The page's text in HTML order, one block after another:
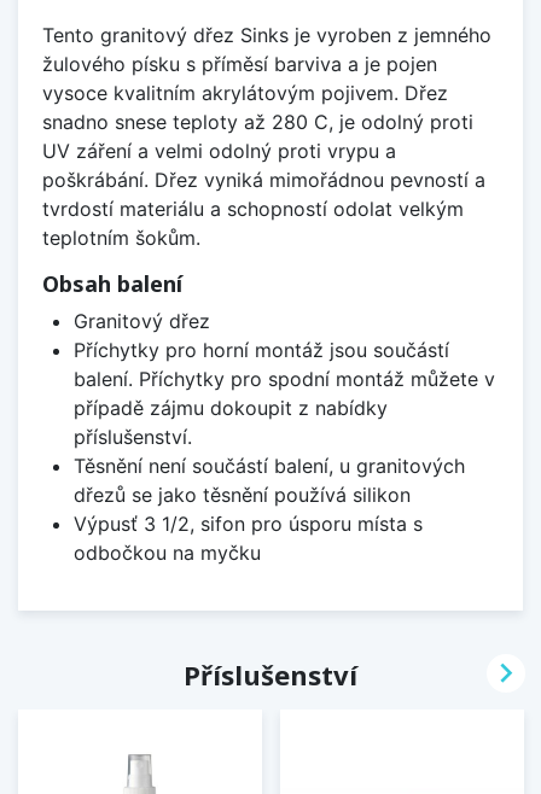
Tento granitový dřez Sinks je vyroben z jemného
žulového písku s příměsí barviva a je pojen
vysoce kvalitním akrylátovým pojivem. Dřez
snadno snese teploty až 280 C, je odolný proti
UV záření a velmi odolný proti vrypu a
poškrábání. Dřez vyniká mimořádnou pevností a
tvrdostí materiálu a schopností odolat velkým
teplotním šokům.
Obsah balení
Granitový dřez
Příchytky pro horní montáž jsou součástí
balení. Příchytky pro spodní montáž můžete v
případě zájmu dokoupit z nabídky
příslušenství.
Těsnění není součástí balení, u granitových
dřezů se jako těsnění používá silikon
Výpusť 3 1/2, sifon pro úsporu místa s
odbočkou na myčku
Příslušenství 